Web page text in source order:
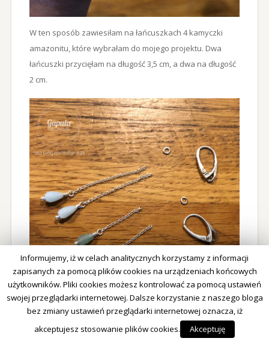
W ten sposób zawiesiłam na łańcuszkach 4 kamyczki
amazonitu, które wybrałam do mojego projektu. Dwa
łańcuszki przycięłam na długość 3,5 cm, a dwa na długość
2 cm.
Otwieramy przygotowane wcześniej ogniwko, nawlekamy
na nie dwa łańcuszki z kamieniami (jeden krótki i jeden
Informujemy, iż w celach analitycznych korzystamy z informacji
zapisanych za pomocą plików cookies na urządzeniach końcowych
użytkowników. Pliki cookies możesz kontrolować za pomocą ustawień
swojej przeglądarki internetowej. Dalsze korzystanie z naszego bloga
bez zmiany ustawień przeglądarki internetowej oznacza, iż
akceptujesz stosowanie plików cookies.
Akceptuję